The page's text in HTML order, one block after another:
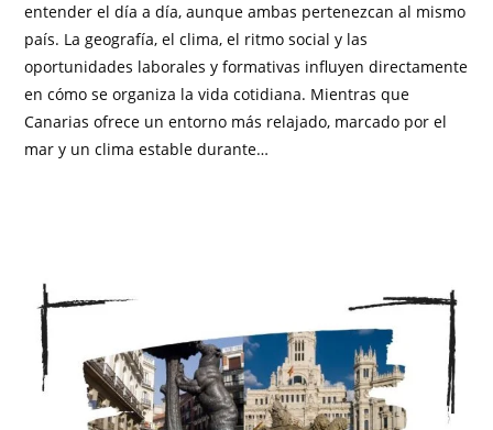
entender el día a día, aunque ambas pertenezcan al mismo
país. La geografía, el clima, el ritmo social y las
oportunidades laborales y formativas influyen directamente
en cómo se organiza la vida cotidiana. Mientras que
Canarias ofrece un entorno más relajado, marcado por el
mar y un clima estable durante…